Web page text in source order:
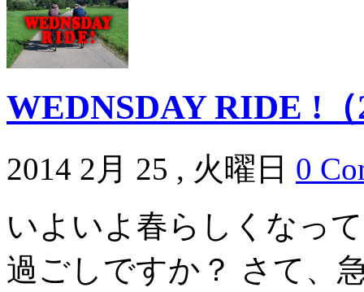
WEDNSDAY RIDE !
2014 2月 25 , 火曜日 0
いよいよ春らしくなっ
過ごしですか？ さて、